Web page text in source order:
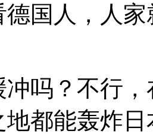
德国人，人
吗？不行
都能轰炸